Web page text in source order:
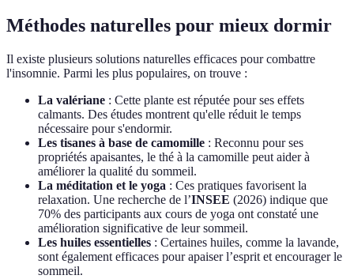
Méthodes naturelles pour mieux dormir
Il existe plusieurs solutions naturelles efficaces pour combattre
l'insomnie. Parmi les plus populaires, on trouve :
La valériane : Cette plante est réputée pour ses effets
calmants. Des études montrent qu'elle réduit le temps
nécessaire pour s'endormir.
Les tisanes à base de camomille : Reconnu pour ses
propriétés apaisantes, le thé à la camomille peut aider à
améliorer la qualité du sommeil.
La méditation et le yoga : Ces pratiques favorisent la
relaxation. Une recherche de l’INSEE (2026) indique que
70% des participants aux cours de yoga ont constaté une
amélioration significative de leur sommeil.
Les huiles essentielles : Certaines huiles, comme la lavande,
sont également efficaces pour apaiser l’esprit et encourager le
sommeil.